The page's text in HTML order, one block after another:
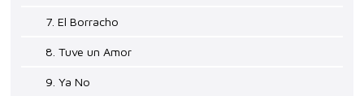
7. El Borracho
8. Tuve un Amor
9. Ya No